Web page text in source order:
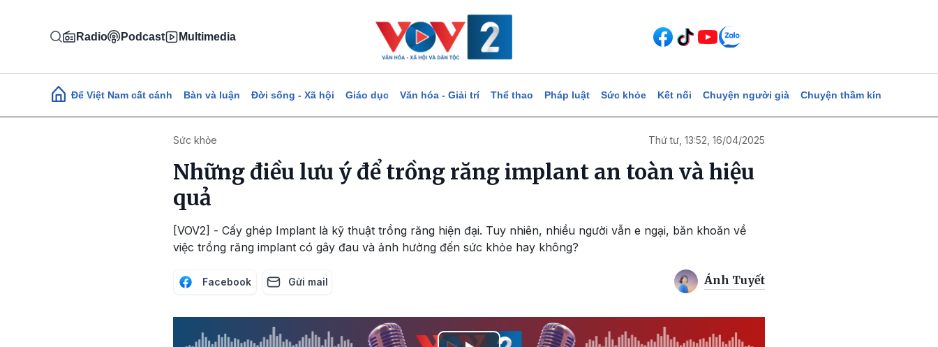
Radio Podcast Multimedia
Main navigation
Để Việt Nam cất cánh Bàn và luận Đời sống - Xã hội Giáo dục Văn hóa - Giải trí Thể thao Pháp luật Sức khỏe Kết nối Chuyện người già Chuyện thầm kín
Sức khỏe Thứ tư, 13:52, 16/04/2025
Những điều lưu ý để trồng răng implant an toàn và hiệu
quả
[VOV2] - Cấy ghép Implant là kỹ thuật trồng răng hiện đại. Tuy nhiên, nhiều người vẫn e ngại, băn khoăn về
việc trồng răng implant có gây đau và ảnh hưởng đến sức khỏe hay không?
Facebook Gửi mail Ánh Tuyết